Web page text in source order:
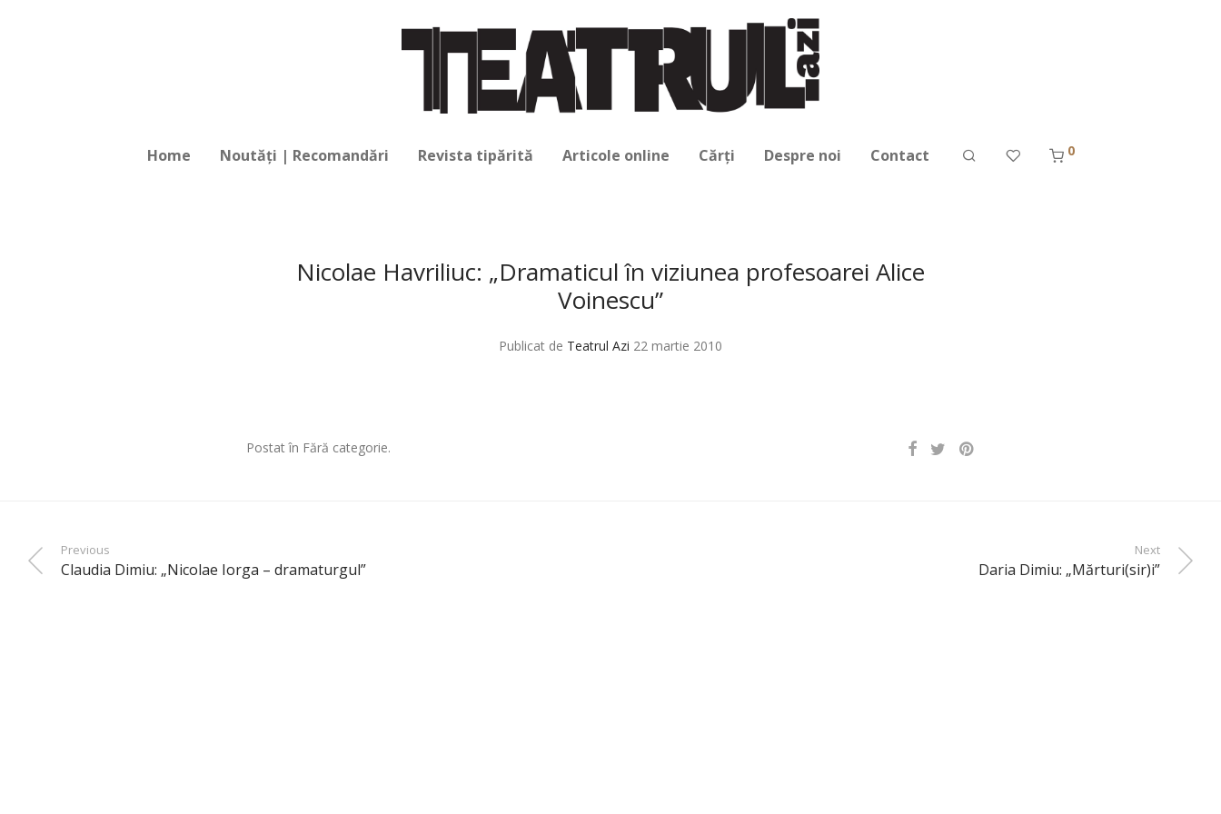
Home Noutăți | Recomandări Revista tipărită Articole online Cărți Despre noi Contact 0
Nicolae Havriliuc: „Dramaticul în viziunea profesoarei Alice
Voinescu”
Publicat de Teatrul Azi 22 martie 2010
Postat în Fără categorie.
Previous
Claudia Dimiu: „Nicolae Iorga – dramaturgul”
Next
Daria Dimiu: „Mărturi(sir)i”